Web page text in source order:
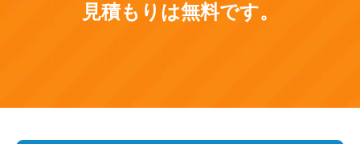
見積もりは無料です。